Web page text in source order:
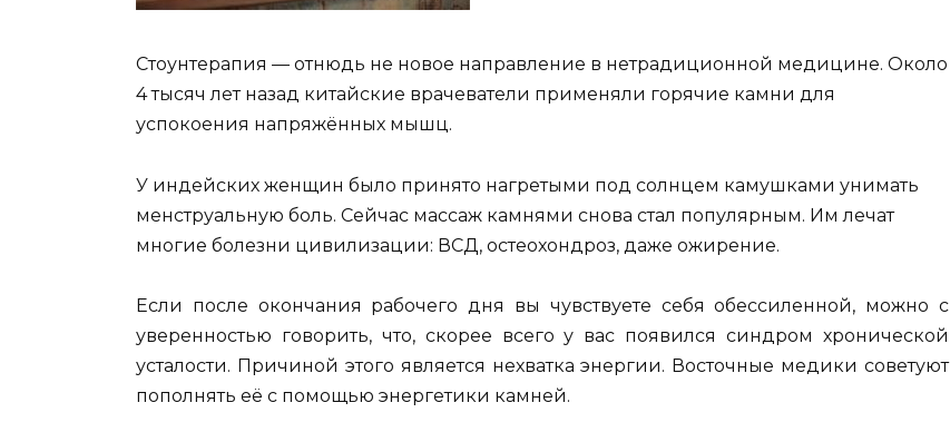
Стоунтерапия — отнюдь не новое направление в нетрадиционной медицине. Около
4 тысяч лет назад китайские врачеватели применяли горячие камни для
успокоения напряжённых мышц.
У индейских женщин было принято нагретыми под солнцем камушками унимать
менструальную боль. Сейчас массаж камнями снова стал популярным. Им лечат
многие болезни цивилизации: ВСД, остеохондроз, даже ожирение.
Если после окончания рабочего дня вы чувствуете себя обессиленной, можно с
уверенностью говорить, что, скорее всего у вас появился синдром хронической
усталости. Причиной этого является нехватка энергии. Восточные медики советуют
пополнять её с помощью энергетики камней.